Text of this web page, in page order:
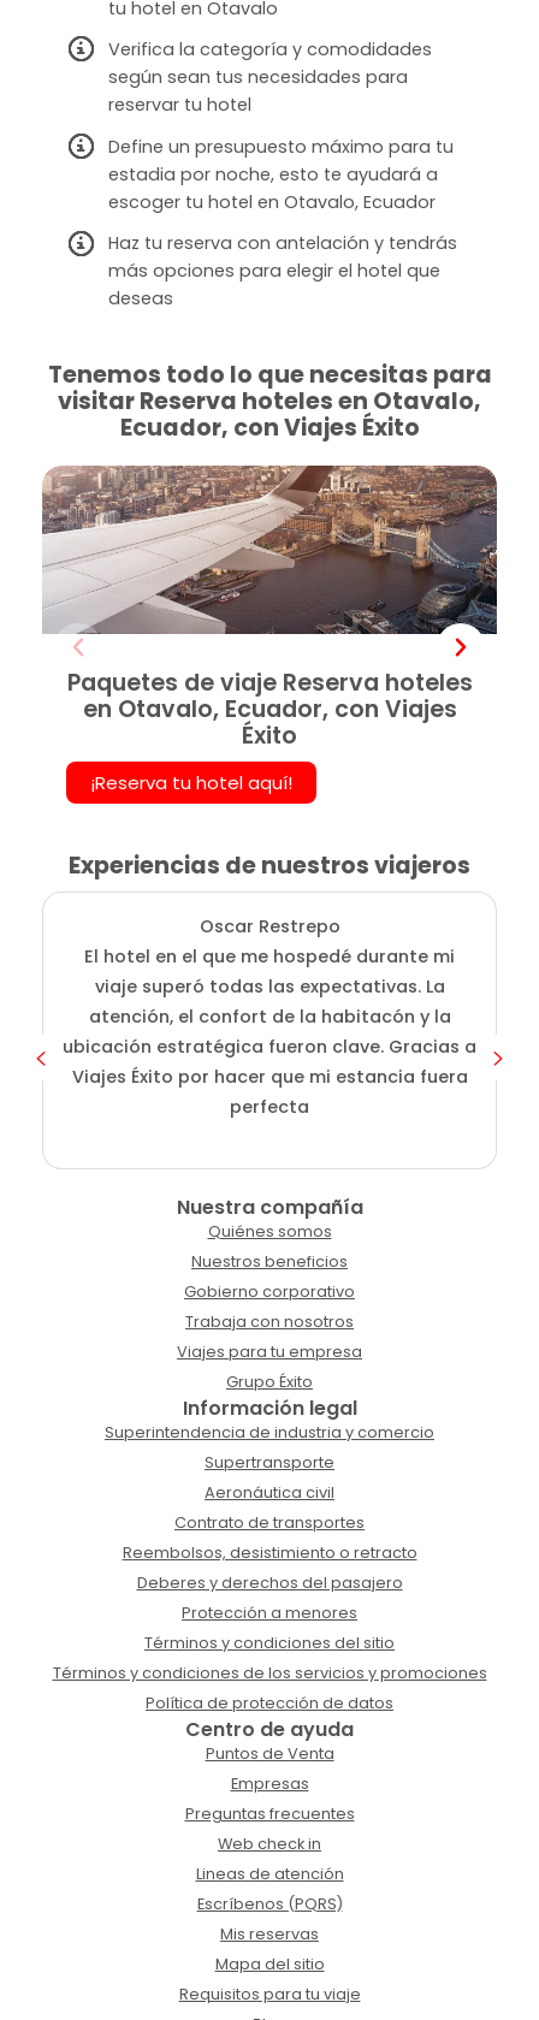
tu hotel en Otavalo
Verifica la categoría y comodidades
según sean tus necesidades para
reservar tu hotel
Define un presupuesto máximo para tu
estadia por noche, esto te ayudará a
escoger tu hotel en Otavalo, Ecuador
Haz tu reserva con antelación y tendrás
más opciones para elegir el hotel que
deseas
Tenemos todo lo que necesitas para
visitar Reserva hoteles en Otavalo,
Ecuador, con Viajes Éxito
Paquetes de viaje Reserva hoteles
en Otavalo, Ecuador, con Viajes
Éxito
¡Reserva tu hotel aquí!
Experiencias de nuestros viajeros
Oscar Restrepo
El hotel en el que me hospedé durante mi
viaje superó todas las expectativas. La
atención, el confort de la habitacón y la
ubicación estratégica fueron clave. Gracias a
Viajes Éxito por hacer que mi estancia fuera
perfecta
Nuestra compañía
Quiénes somos
Nuestros beneficios
Gobierno corporativo
Trabaja con nosotros
Viajes para tu empresa
Grupo Éxito
Información legal
Superintendencia de industria y comercio
Supertransporte
Aeronáutica civil
Contrato de transportes
Reembolsos, desistimiento o retracto
Deberes y derechos del pasajero
Protección a menores
Términos y condiciones del sitio
Términos y condiciones de los servicios y promociones
Política de protección de datos
Centro de ayuda
Puntos de Venta
Empresas
Preguntas frecuentes
Web check in
Lineas de atención
Escríbenos (PQRS)
Mis reservas
Mapa del sitio
Requisitos para tu viaje